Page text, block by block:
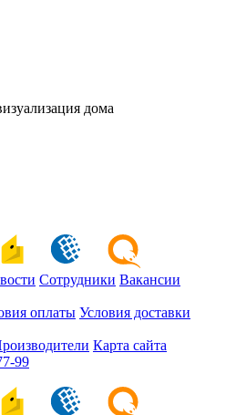
дома
Сотрудники Вакансии
оплаты Условия доставки
Карта сайта
99